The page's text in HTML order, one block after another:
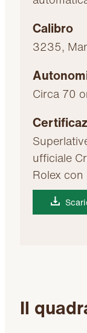
Calibro
3235,
Circa 70
ufficiale
Rolex
Il